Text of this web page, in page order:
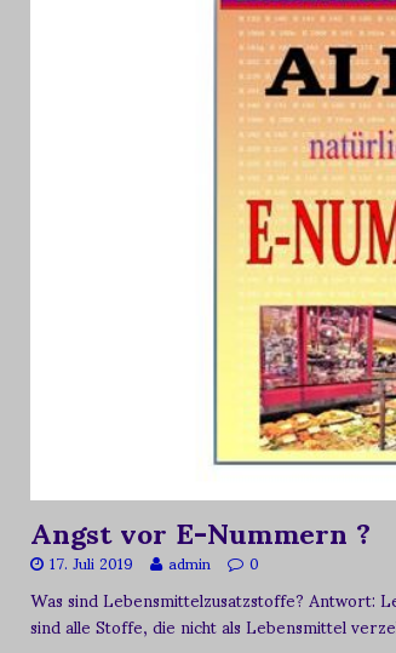
Angst vor E-Nummern ?
17. Juli 2019 admin 0
Was sind Lebensmittelzusatzstoffe? Antwort:
sind alle Stoffe, die nicht als Lebensmittel